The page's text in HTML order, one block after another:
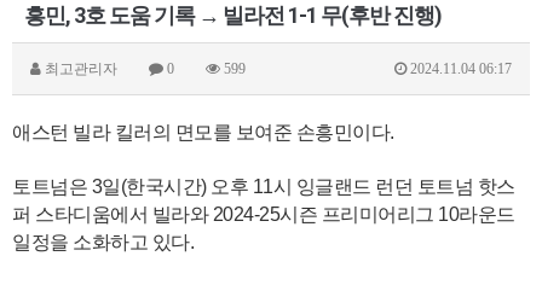
흥민, 3호 도움 기록 → 빌라전 1-1 무(후반 진행)
최고관리자 0 599 2024.11.04 06:17
애스턴 빌라 킬러의 면모를 보여준 손흥민이다.
토트넘은 3일(한국시간) 오후 11시 잉글랜드 런던 토트넘 핫스
퍼 스타디움에서 빌라와 2024-25시즌 프리미어리그 10라운드
일정을 소화하고 있다.